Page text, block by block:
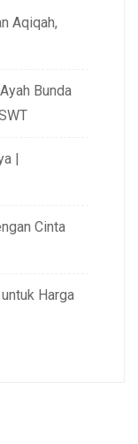
Aqiqah,
Bunda
|
Cinta
Harga